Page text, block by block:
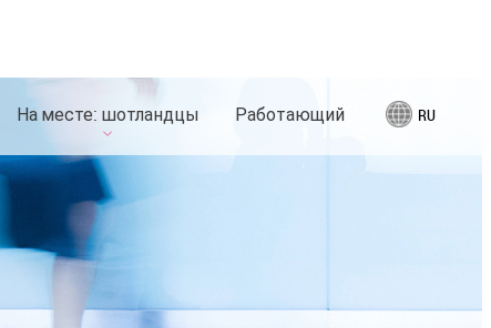
На месте: шотландцы
Работающий
RU